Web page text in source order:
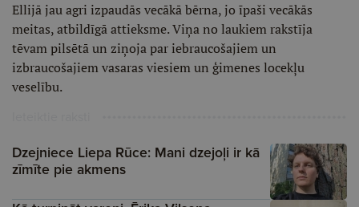
Ellijā jau agri izpaudās vecākā bērna, jo īpaši vecākās
meitas, atbildīgā attieksme. Viņa no laukiem rakstīja
tēvam pilsētā un ziņoja par iebraucošajiem un
izbraucošajiem vasaras viesiem un ģimenes locekļu
veselību.
Dzejniece Liepa Rūce: Mani dzejoļi ir kā
zīmīte pie akmens